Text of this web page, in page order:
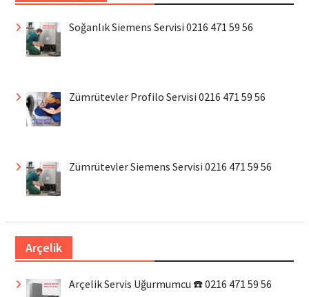
Soğanlık Siemens Servisi 0216 471 59 56
Zümrütevler Profilo Servisi 0216 471 59 56
Zümrütevler Siemens Servisi 0216 471 59 56
Arçelik
Arçelik Servis Uğurmumcu ☎️ 0216 471 59 56